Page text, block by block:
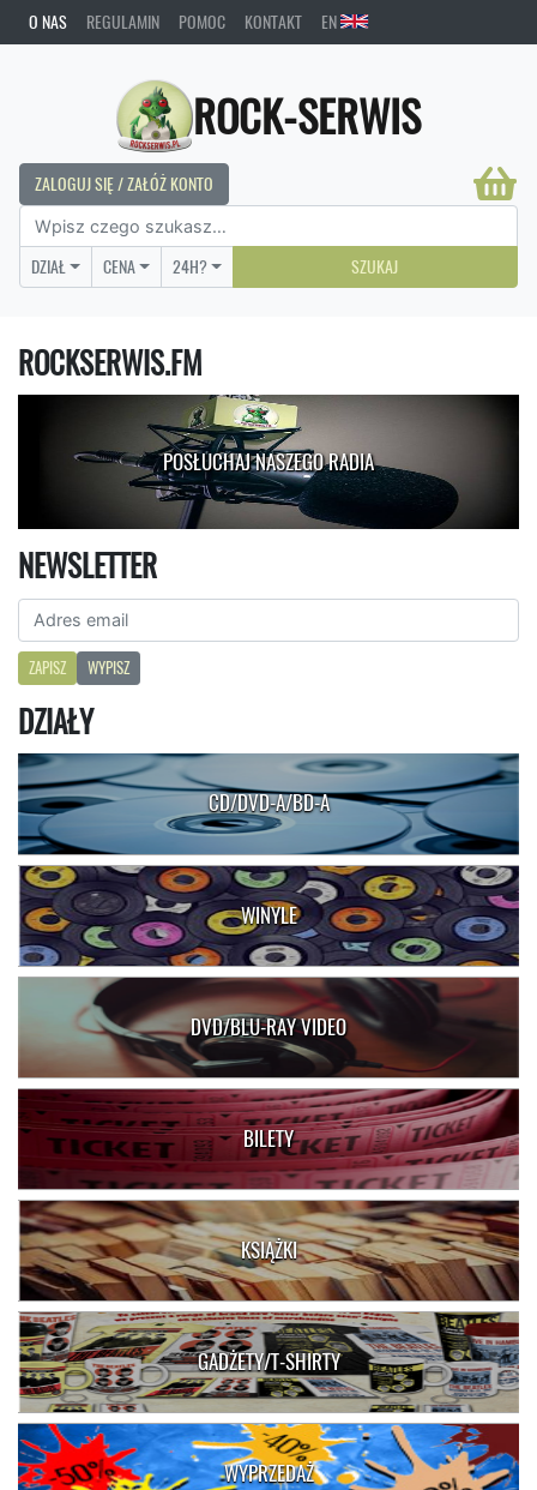
O NAS REGULAMIN POMOC KONTAKT EN
ROCK-SERWIS
ZALOGUJ SIĘ / ZAŁÓŻ KONTO
DZIAŁ CENA 24H? SZUKAJ
ROCKSERWIS.FM
POSŁUCHAJ NASZEGO RADIA
NEWSLETTER
ZAPISZ WYPISZ
DZIAŁY
CD/DVD-A/BD-A
WINYLE
DVD/BLU-RAY VIDEO
BILETY
KSIĄŻKI
GADŻETY/T-SHIRTY
WYPRZEDAŻ